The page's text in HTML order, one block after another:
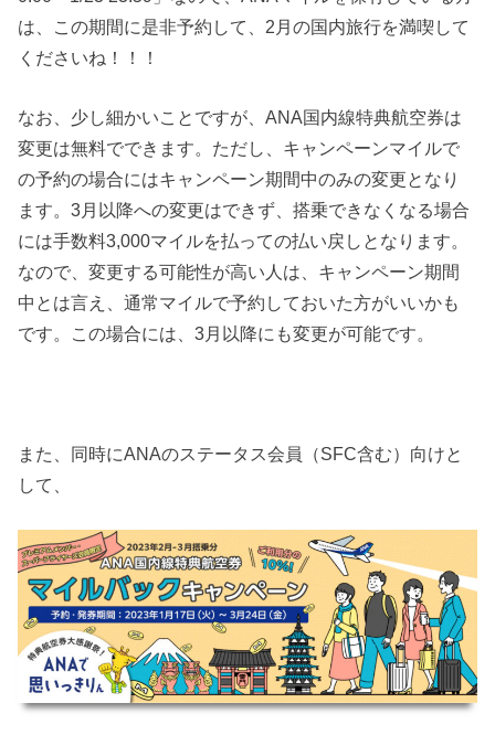
は、この期間に是非予約して、2月の国内旅行を満喫して
くださいね！！！
なお、少し細かいことですが、ANA国内線特典航空券は
変更は無料でできます。ただし、キャンペーンマイルで
の予約の場合にはキャンペーン期間中のみの変更となり
ます。3月以降への変更はできず、搭乗できなくなる場合
には手数料3,000マイルを払っての払い戻しとなります。
なので、変更する可能性が高い人は、キャンペーン期間
中とは言え、通常マイルで予約しておいた方がいいかも
です。この場合には、3月以降にも変更が可能です。
また、同時にANAのステータス会員（SFC含む）向けと
して、